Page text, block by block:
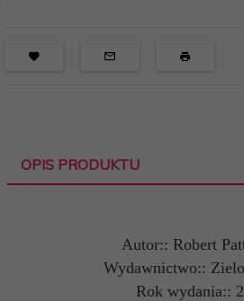
OPIS PRODUKTU
Autor:: Robert
Wydawnictwo::
Rok wydania::